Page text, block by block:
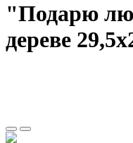
"Подарю
дереве